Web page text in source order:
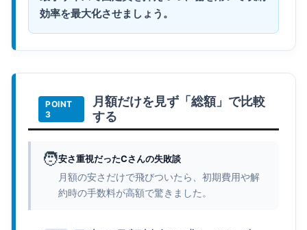
効率を最大化させましょう。
月額だけを見ず「総額」で比較
する
🧑安さ重視だったCさんの失敗談
月額の安さだけで飛びついたら、初期費用や解
約時の手数料が高額で驚きました。